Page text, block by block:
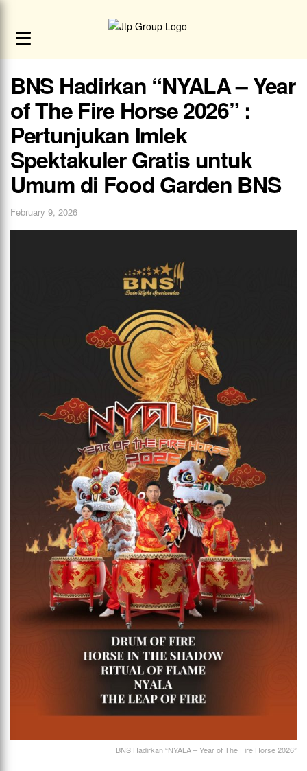
BNS Hadirkan “NYALA – Year
of The Fire Horse 2026” :
Pertunjukan Imlek
Spektakuler Gratis untuk
Umum di Food Garden BNS
February 9, 2026
BNS Hadirkan “NYALA – Year of The Fire Horse 2026”